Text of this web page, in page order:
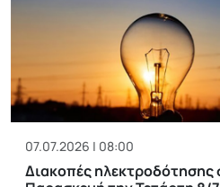
07.07.2026 | 08:00
Διακοπές ηλεκτροδότησης